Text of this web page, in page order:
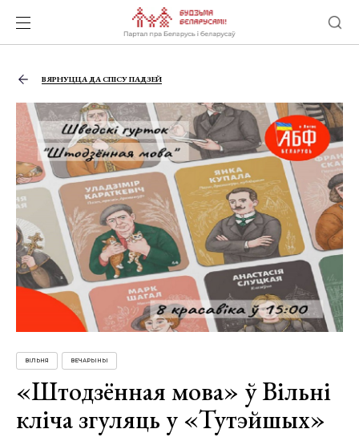
ВЯРНУЦЦА ДА СПІСУ ПАДЗЕЙ
ВІЛЬНЯ ВЕЧАРЫНЫ
«Штодзённая мова» ў Вільні
кліча згуляць у «Тутэйшых»